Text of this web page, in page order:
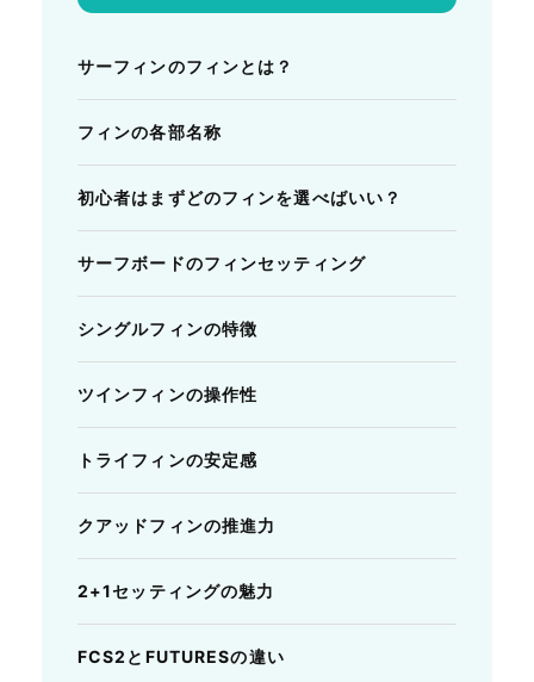
サーフィンのフィンとは？
フィンの各部名称
初心者はまずどのフィンを選べばいい？
サーフボードのフィンセッティング
シングルフィンの特徴
ツインフィンの操作性
トライフィンの安定感
クアッドフィンの推進力
2+1セッティングの魅力
FCS2とFUTURESの違い